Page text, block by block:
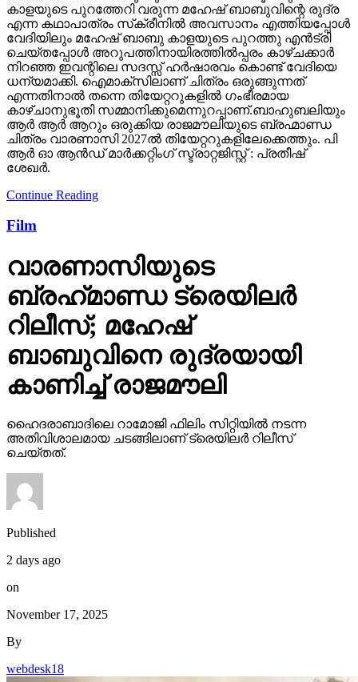
കാളയുടെ പുറത്തേറി വരുന്ന മഹേഷ് ബാബുവിന്റെ രുദ്ര
എന്ന കഥാപാത്രം സ്‌ക്രീനിൽ അവസാനം എത്തിയപ്പോൾ
വേദിയിലും മഹേഷ് ബാബു കാളയുടെ പുറത്തു എൻട്രി
ചെയ്തപ്പോൾ അറുപത്തിനായിരത്തിൽപ്പരം കാഴ്ചക്കാർ
നിറഞ്ഞ ഇവന്റിലെ സദസ്സ് ഹർഷാരവം കൊണ്ട് വേദിയെ
ധന്യമാക്കി. ഐമാക്‌സിലാണ് ചിത്രം ഒരുങ്ങുന്നത്
എന്നതിനാല്‍ തന്നെ തിയേറ്ററുകളില്‍ ഗംഭീരമായ
കാഴ്ചാനുഭൂതി സമ്മാനിക്കുമെന്നുറപ്പാണ്.ബാഹുബലിയും
ആർ ആർ ആറും ഒരുക്കിയ രാജമൗലിയുടെ ബ്രഹ്മാണ്ഡ
ചിത്രം വാരണാസി 2027ൽ തിയേറ്ററുകളിലേക്കെത്തും. പി
ആർ ഓ ആൻഡ് മാർക്കറ്റിംഗ് സ്ട്രാറ്റജിസ്റ്റ് : പ്രതീഷ്
ശേഖർ.
Continue Reading
Film
വാരണാസിയുടെ
ബ്രഹ്‌മാണ്ഡ ട്രെയിലര്‍
റിലീസ്; മഹേഷ്
ബാബുവിനെ രുദ്രയായി
കാണിച്ച് രാജമൗലി
ഹൈദരാബാദിലെ റാമോജി ഫിലിം സിറ്റിയില്‍ നടന്ന
അതിവിശാലമായ ചടങ്ങിലാണ് ട്രെയിലര്‍ റിലീസ്
ചെയ്തത്.
Published
2 days ago
on
November 17, 2025
By
webdesk18